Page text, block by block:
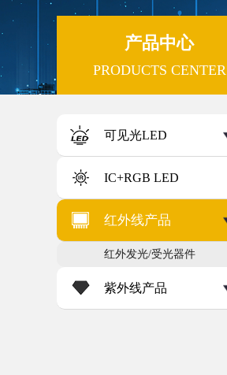
PRODUCTS CENTER
产品中心
可见光LED
IC+RGB LED
红外线产品
红外发光/受光器件
紫外线产品